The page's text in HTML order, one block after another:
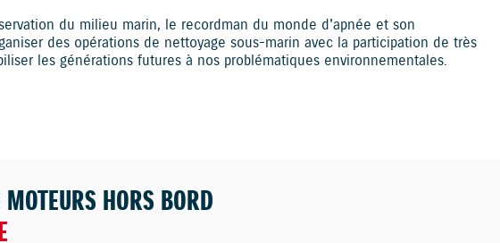
du milieu marin, le recordman du monde d'apnée et son
des opérations de nettoyage sous-marin avec la participation de très
les générations futures à nos problématiques environnementales.
HORS BORD